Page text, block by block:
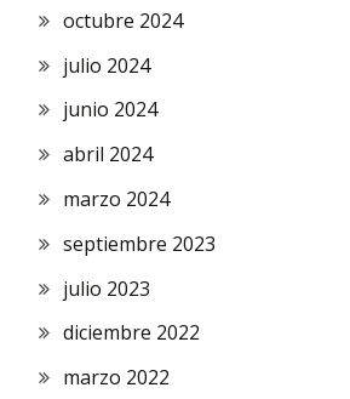
octubre 2024
julio 2024
junio 2024
abril 2024
marzo 2024
septiembre 2023
julio 2023
diciembre 2022
marzo 2022